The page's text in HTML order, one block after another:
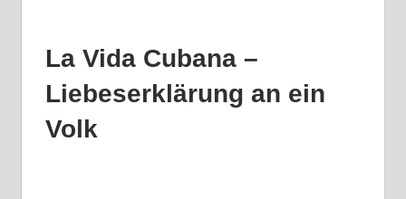
La Vida Cubana –
Liebeserklärung an ein
Volk